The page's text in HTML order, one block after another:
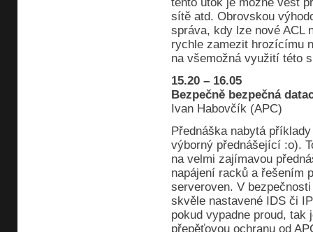
sítě atd. Obrovskou
správa, kdy lze nové ACL
rychle zamezit hrozícímu
na všemožná využití této
15.20 – 16.05
Bezpečně bezpečná
Ivan Habovčík (APC)
Přednáška nabytá
výborný přednášející :o).
na velmi zajímavou
napájení racků a řešením
serveroven. V
skvěle nastavené IDS či
pokud vypadne proud,
přepěťovou ochranu od